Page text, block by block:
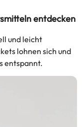
entdecken
und leicht
lohnen sich und
entspannt.